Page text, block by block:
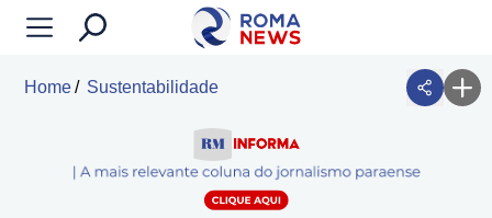
Home Sustentabilidade